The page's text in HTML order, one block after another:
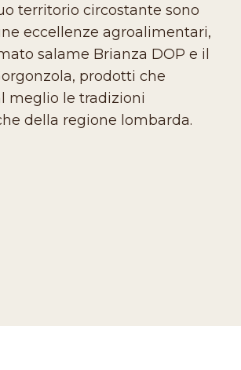
territorio circostante sono
eccellenze agroalimentari,
salame Brianza DOP e il
prodotti che
meglio le tradizioni
della regione lombarda.